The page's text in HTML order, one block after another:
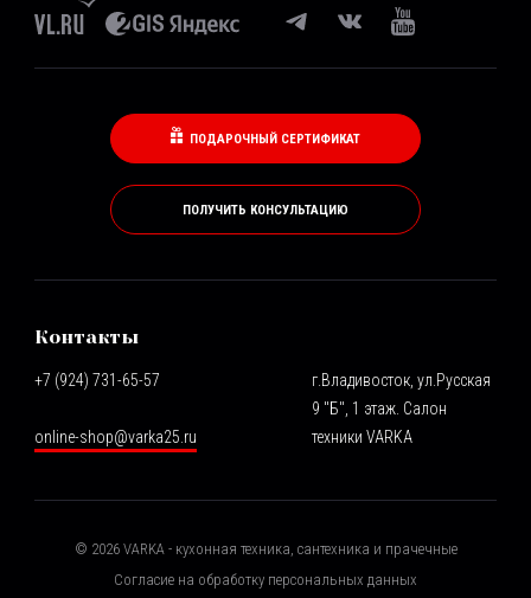
ПОДАРОЧНЫЙ СЕРТИФИКАТ
ПОЛУЧИТЬ КОНСУЛЬТАЦИЮ
Контакты
+7 (924) 731-65-57
online-shop@varka25.ru
г.Владивосток, ул.Русская
9 "Б", 1 этаж. Салон
техники VARKA
© 2026VARKA - кухонная техника, сантехника и прачечные
Согласие на обработку персональных данных